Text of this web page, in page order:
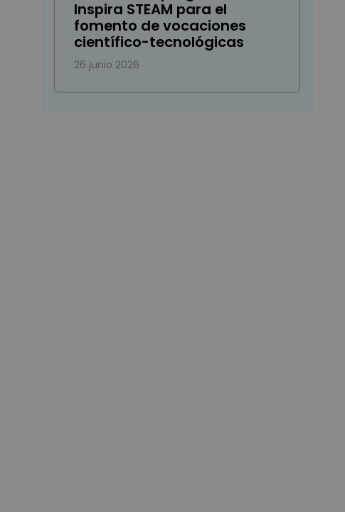
Inspira STEAM para el
fomento de vocaciones
científico-tecnológicas
26 junio 2026